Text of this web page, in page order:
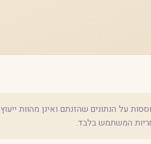
על הנתונים שהזנתם ואינן מהוות ייעוץ
המשתמש בלבד.